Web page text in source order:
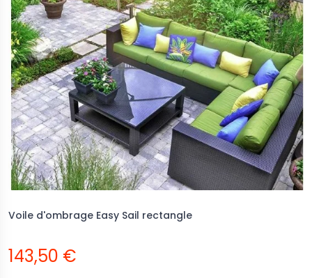
Voile d'ombrage Easy Sail rectangle
143,50 €